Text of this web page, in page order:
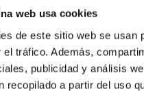
web usa cookies
de este sitio web se usan
el tráfico. Además,
publicidad y análisis
recopilado a partir del uso